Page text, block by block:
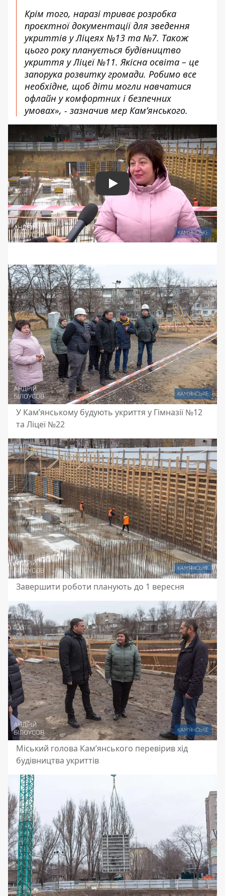
Крім того, наразі триває розробка
проєктної документації для зведення
укриттів у Ліцеях №13 та №7. Також
цього року планується будівництво
укриття у Ліцеї №11. Якісна освіта – це
запорука розвитку громади. Робимо все
необхідне, щоб діти могли навчатися
офлайн у комфортних і безпечних
умовах», - зазначив мер Кам’янського.
Play
У Кам’янському будують укриття у Гімназії №12
та Ліцеї №22
Завершити роботи планують до 1 вересня
Міський голова Кам’янського перевірив хід
будівництва укриттів